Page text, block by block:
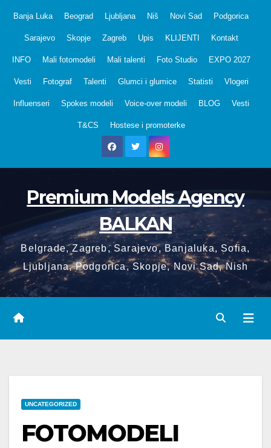
Banja Luka Beograd Ljubljana Niš Novi Sad Podgorica
Sarajevo Skopje Zagreb Upis KLIJENTI Kontakt
INFO Mali fotomodeli Mali talenti Foto Studio EXPO 2027
Vesti Fotograf Talenti Glumci i glumice Statisti Vlogeri
Influenseri Spokes modeli Voice-over modeli BLOG Vesti
T&CS Hostese i promoterke
Premium Models Agency
BALKAN
Belgrade, Zagreb, Sarajevo, Banjaluka, Sofia,
Ljubljana, Podgorica, Skopje, Novi Sad, Nish
UNCATEGORIZED
FOTOMODELI